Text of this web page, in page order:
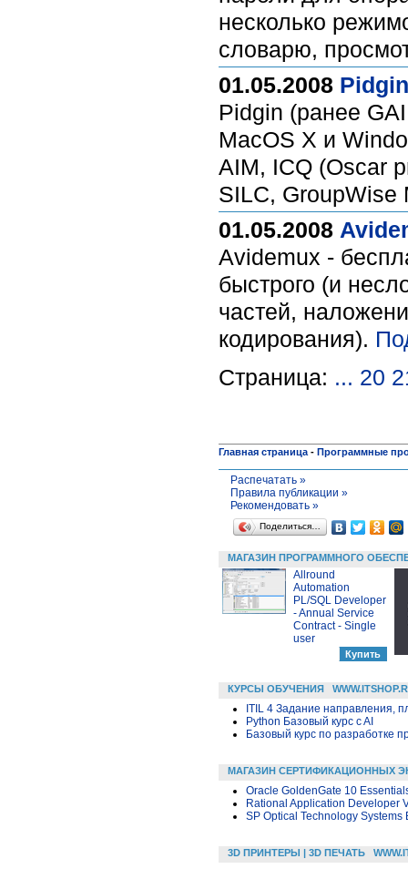
несколько
словарю,
01.05.2008
Pidgin (ранее
MacOS X и
AIM, ICQ (Oscar
SILC,
01.05.2008
Avidemux -
быстрого (и
частей,
кодирования).
Страница: ... 20
Главная страница - Программные
Распечатать »
Правила публикации »
Рекомендовать »
Поделиться…
МАГАЗИН ПРОГРАММНОГО
Allround
Automation
PL/SQL Developer
- Annual Service
Contract - Single
user
КУРСЫ ОБУЧЕНИЯ
ITIL 4 Задание направления,
Python Базовый курс c AI
Базовый курс по разработке
МАГАЗИН СЕРТИФИКАЦИОННЫХ
Oracle GoldenGate 10
Rational Application Developer
SP Optical Technology
3D ПРИНТЕРЫ | 3D ПЕЧАТЬ